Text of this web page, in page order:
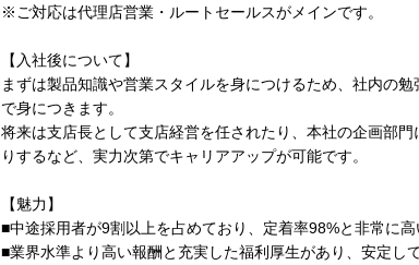
※ご対応は代理店営業・ルートセールスがメインです。
【入社後について】
まずは製品知識や営業スタイルを身につけるため、社内の
で身につきます。
将来は支店長として支店経営を任されたり、本社の企画部
りするなど、実力次第でキャリアアップが可能です。
【魅力】
■中途採用者が9割以上を占めており、定着率98%と非常に高
■業界水準より高い報酬と充実した福利厚生があり、安定し